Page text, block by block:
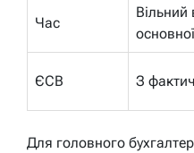
Час
Вільний
основної
ЄСВ З
Для головного